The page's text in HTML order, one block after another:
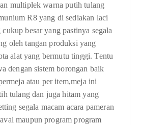
multiplek warna putih tulang
R8 yang di sediakan laci
besar yang pastinya segala
oleh tangan produksi yang
alat yang bermutu tinggi. Tentu
dengan sistem borongan baik
atau per item,meja ini
tulang dan juga hitam yang
segala macam acara pameran
maupun program program